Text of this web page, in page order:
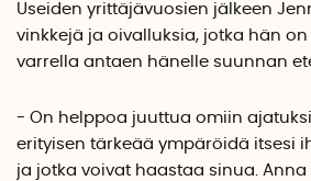
Useiden yrittäjävuosien jälkeen
vinkkejä ja oivalluksia, jotka hän
varrella antaen hänelle suunnan
- On helppoa juuttua omiin
erityisen tärkeää ympäröidä itsesi
ja jotka voivat haastaa sinua. Anna